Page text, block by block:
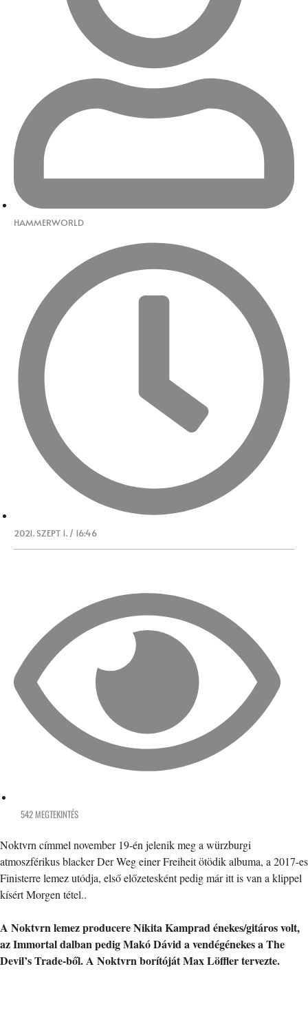
HAMMERWORLD
2021. SZEPT 1. / 16:46
542 MEGTEKINTÉS
Noktvrn címmel november 19-én jelenik meg a würzburgi
atmoszférikus blacker Der Weg einer Freiheit ötödik albuma, a 2017-es
Finisterre lemez utódja, első előzetesként pedig már itt is van a klippel
kísért Morgen tétel..
A Noktvrn lemez producere Nikita Kamprad énekes/gitáros volt,
az Immortal dalban pedig Makó Dávid a vendégénekes a The
Devil’s Trade-ből. A Noktvrn borítóját Max Löffler tervezte.